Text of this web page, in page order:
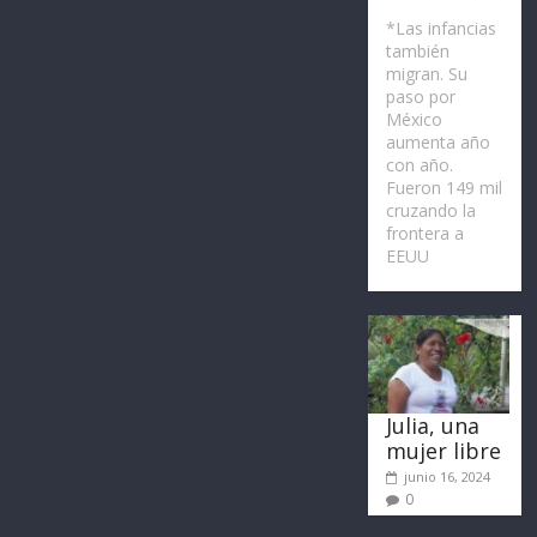
*Las infancias
también
migran. Su
paso por
México
aumenta año
con año.
Fueron 149 mil
cruzando la
frontera a
EEUU
Julia, una
mujer libre
junio 16, 2024
0